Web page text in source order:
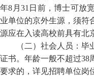
年8月31日前，博士可放
业单位的京外生源，须符
源应在入读高校前具有北
（二）社会人员：
证书。年龄一般不超过38
要求的，详见招聘单位岗